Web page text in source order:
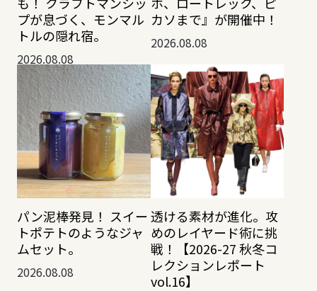
プが息づく、モンマル
トルの隠れ宿。
2026.08.08
カソまで』が開催中！
2026.08.08
パン泥棒発見！ スイー
トポテトのようなジャ
ムセット。
2026.08.08
透ける素材が進化。攻
めのレイヤード術に挑
戦！【2026-27 秋冬コ
レクションレポート
vol.16】